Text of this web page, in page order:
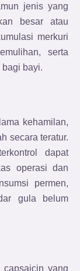
jenis yang
besar atau
merkuri
serta
bagi bayi.
kehamilan,
secara teratur.
dapat
operasi dan
permen,
gula belum
capsaicin yang